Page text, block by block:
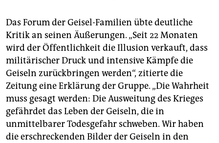
Das Forum der Geisel-Familien übte deutliche
Kritik an seinen Äußerungen. „Seit 22 Monaten
wird der Öffentlichkeit die Illusion verkauft, dass
militärischer Druck und intensive Kämpfe die
Geiseln zurückbringen werden“, zitierte die
Zeitung eine Erklärung der Gruppe. „Die Wahrheit
muss gesagt werden: Die Ausweitung des Krieges
gefährdet das Leben der Geiseln, die in
unmittelbarer Todesgefahr schweben. Wir haben
die erschreckenden Bilder der Geiseln in den